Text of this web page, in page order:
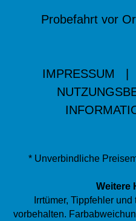
Probefahrt vor
IMPRESSUM
* Unverbindliche
Weitere
Irrtümer, Tippfehler
vorbehalten.